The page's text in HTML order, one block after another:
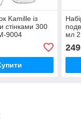
Kamille із
стінками 300
9004
мл
249